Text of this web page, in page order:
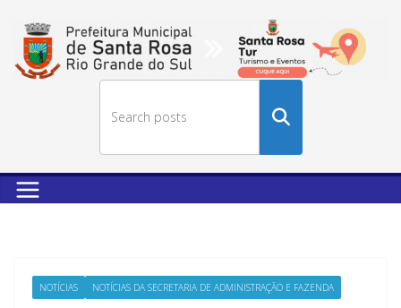
no
NOTÍCIAS NOTÍCIAS DA SECRETARIA DE ADMINISTRAÇÃO E FAZENDA